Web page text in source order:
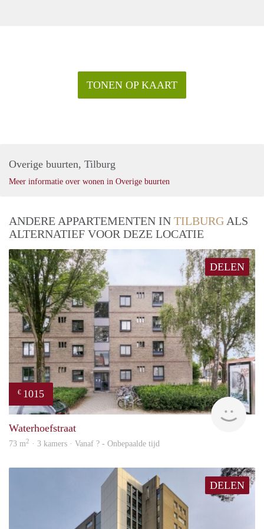
TONEN OP KAART
Overige buurten, Tilburg
Meer informatie over wonen in Overige buurten
ANDERE APPARTEMENTEN IN TILBURG ALS
ALTERNATIEF VOOR DEZE LOCATIE
DELEN
€ 1015
Waterhoefstraat
73 m2 · 3 kamers · Vanaf ? - Onbepaalde tijd
DELEN